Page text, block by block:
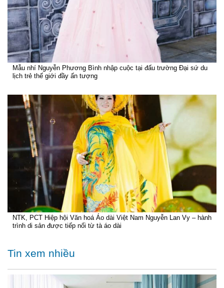
Mẫu nhí Nguyễn Phương Bình nhập cuộc tại đấu trường Đại sứ du
lịch trẻ thế giới đầy ấn tượng
NTK, PCT Hiệp hội Văn hoá Áo dài Việt Nam Nguyễn Lan Vy – hành
trình di sản được tiếp nối từ tà áo dài
Tin xem nhiều